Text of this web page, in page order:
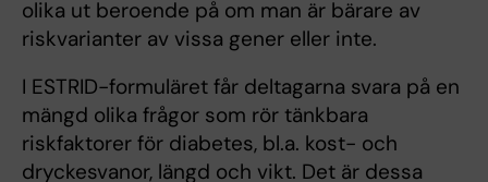
olika ut beroende på om man är bärare av
riskvarianter av vissa gener eller inte.
I ESTRID-formuläret får deltagarna svara på en
mängd olika frågor som rör tänkbara
riskfaktorer för diabetes, bl.a. kost- och
dryckesvanor, längd och vikt. Det är dessa